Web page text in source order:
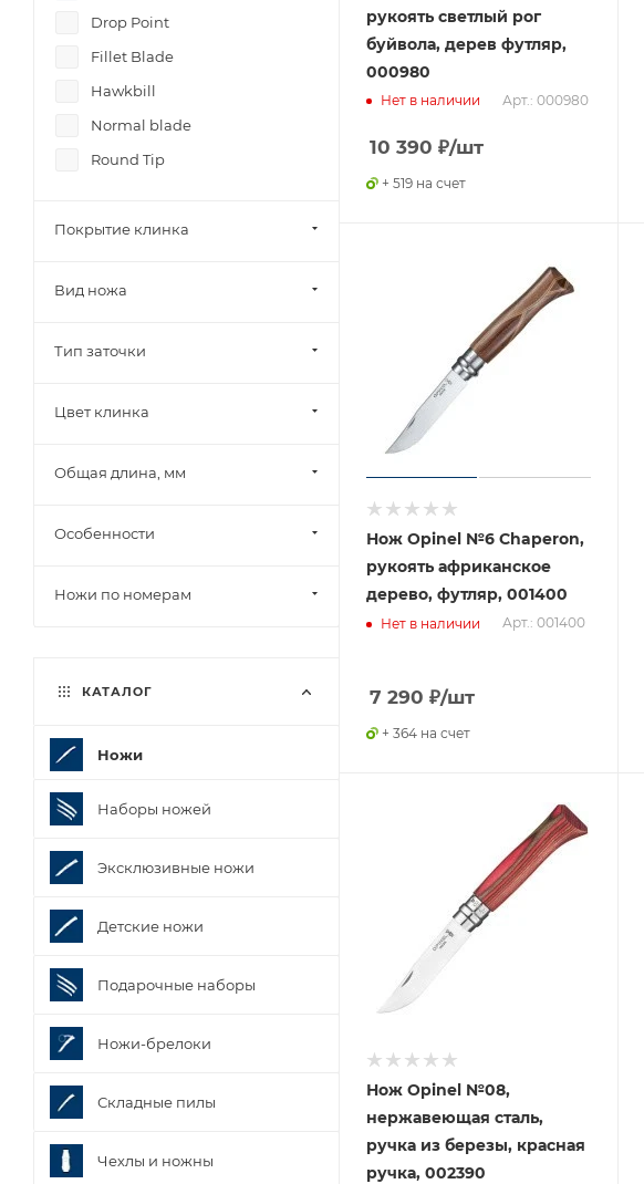
рукоять светлый рог
буйвола, дерев футляр,
000980
Нет в наличии Арт.: 000980
10 390 ₽/шт
+ 519 на счет
Нож Opinel №6 Chaperon,
рукоять африканское
дерево, футляр, 001400
Нет в наличии Арт.: 001400
7 290 ₽/шт
+ 364 на счет
Нож Opinel №08,
нержавеющая сталь,
ручка из березы, красная
ручка, 002390
Drop Point
Fillet Blade
Hawkbill
Normal blade
Round Tip
Покрытие клинка
Вид ножа
Тип заточки
Цвет клинка
Общая длина, мм
Особенности
Ножи по номерам
КАТАЛОГ
Ножи
Наборы ножей
Эксклюзивные ножи
Детские ножи
Подарочные наборы
Ножи-брелоки
Складные пилы
Чехлы и ножны